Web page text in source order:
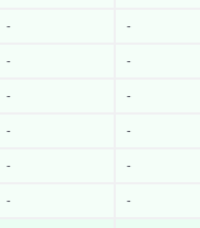
- -
- -
- -
- -
- -
- -